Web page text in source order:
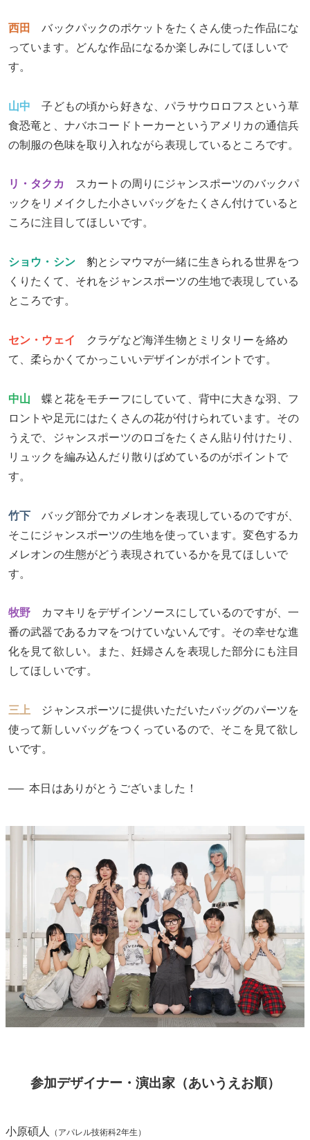
西田
バックパックのポケットをたくさん使った作品にな
っています。どんな作品になるか楽しみにしてほしいで
す。
山中 子どもの頃から好きな、パラサウロロフスという草
食恐竜と、ナバホコードトーカーというアメリカの通信兵
の制服の色味を取り入れながら表現しているところです。
リ・タクカ
スカートの周りにジャンスポーツのバックパ
ックをリメイクした小さいバッグをたくさん付けていると
ころに注目してほしいです。
ショウ・シン豹とシマウマが一緒に生きられる世界をつ
くりたくて、それをジャンスポーツの生地で表現している
ところです。
セン・ウェイ
クラゲなど海洋生物とミリタリーを絡め
て、柔らかくてかっこいいデザインがポイントです。
中山 蝶と花をモチーフにしていて、背中に大きな羽、フ
ロントや足元にはたくさんの花が付けられています。その
うえで、ジャンスポーツのロゴをたくさん貼り付けたり、
リュックを編み込んだり散りばめているのがポイントで
す。
竹下 バッグ部分でカメレオンを表現しているのですが、
そこにジャンスポーツの生地を使っています。変色するカ
メレオンの生態がどう表現されているかを見てほしいで
す。
牧野 カマキリをデザインソースにしているのですが、一
番の武器であるカマをつけていないんです。その幸せな進
化を見て欲しい。また、妊婦さんを表現した部分にも注目
してほしいです。
三上 ジャンスポーツに提供いただいたバッグのパーツを
使って新しいバッグをつくっているので、そこを見て欲し
いです。
本日はありがとうございました！
参加デザイナー・演出家（あいうえお順）
小原碩人 （アパレル技術科2年生）